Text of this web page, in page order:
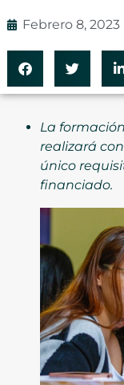
Febrero 8, 2023
La
realizará
único
financiado.